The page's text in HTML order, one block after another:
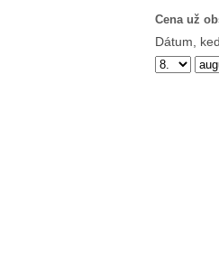
Cenauž
Dátum,